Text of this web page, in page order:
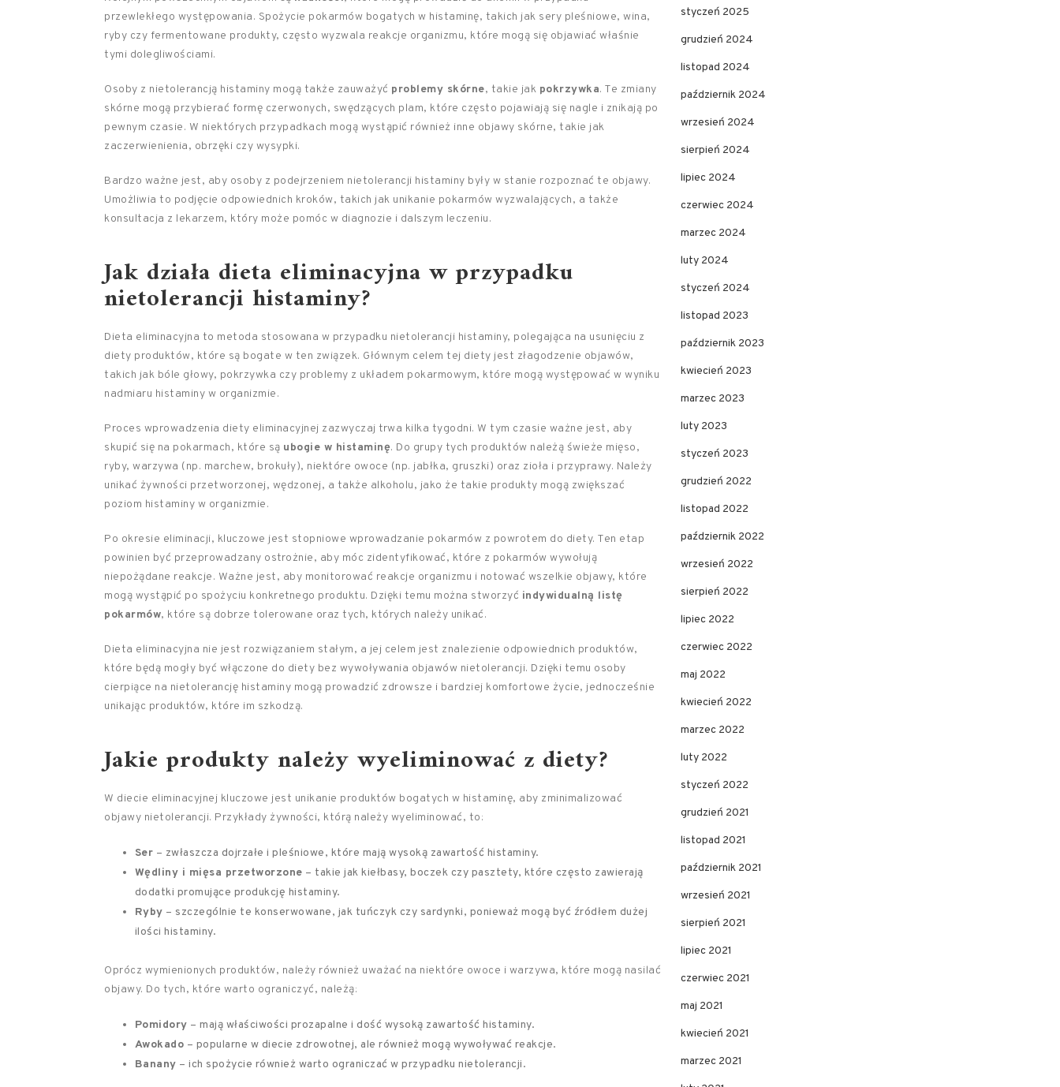
przewlekłego występowania. Spożycie pokarmów bogatych w histaminę, takich jak sery pleśniowe, wina,
ryby czy fermentowane produkty, często wyzwala reakcje organizmu, które mogą się objawiać właśnie
tymi dolegliwościami.
Osoby z nietolerancją histaminy mogą także zauważyć problemy skórne, takie jak pokrzywka. Te zmiany
skórne mogą przybierać formę czerwonych, swędzących plam, które często pojawiają się nagle i znikają po
pewnym czasie. W niektórych przypadkach mogą wystąpić również inne objawy skórne, takie jak
zaczerwienienia, obrzęki czy wysypki.
Bardzo ważne jest, aby osoby z podejrzeniem nietolerancji histaminy były w stanie rozpoznać te objawy.
Umożliwia to podjęcie odpowiednich kroków, takich jak unikanie pokarmów wyzwalających, a także
konsultacja z lekarzem, który może pomóc w diagnozie i dalszym leczeniu.
Jak działa dieta eliminacyjna w przypadku
nietolerancji histaminy?
Dieta eliminacyjna to metoda stosowana w przypadku nietolerancji histaminy, polegająca na usunięciu z
diety produktów, które są bogate w ten związek. Głównym celem tej diety jest złagodzenie objawów,
takich jak bóle głowy, pokrzywka czy problemy z układem pokarmowym, które mogą występować w wyniku
nadmiaru histaminy w organizmie.
Proces wprowadzenia diety eliminacyjnej zazwyczaj trwa kilka tygodni. W tym czasie ważne jest, aby
skupić się na pokarmach, które są ubogie w histaminę. Do grupy tych produktów należą świeże mięso,
ryby, warzywa (np. marchew, brokuły), niektóre owoce (np. jabłka, gruszki) oraz zioła i przyprawy. Należy
unikać żywności przetworzonej, wędzonej, a także alkoholu, jako że takie produkty mogą zwiększać
poziom histaminy w organizmie.
Po okresie eliminacji, kluczowe jest stopniowe wprowadzanie pokarmów z powrotem do diety. Ten etap
powinien być przeprowadzany ostrożnie, aby móc zidentyfikować, które z pokarmów wywołują
niepożądane reakcje. Ważne jest, aby monitorować reakcje organizmu i notować wszelkie objawy, które
mogą wystąpić po spożyciu konkretnego produktu. Dzięki temu można stworzyć indywidualną listę
pokarmów, które są dobrze tolerowane oraz tych, których należy unikać.
Dieta eliminacyjna nie jest rozwiązaniem stałym, a jej celem jest znalezienie odpowiednich produktów,
które będą mogły być włączone do diety bez wywoływania objawów nietolerancji. Dzięki temu osoby
cierpiące na nietolerancję histaminy mogą prowadzić zdrowsze i bardziej komfortowe życie, jednocześnie
unikając produktów, które im szkodzą.
Jakie produkty należy wyeliminować z diety?
W diecie eliminacyjnej kluczowe jest unikanie produktów bogatych w histaminę, aby zminimalizować
objawy nietolerancji. Przykłady żywności, którą należy wyeliminować, to:
Ser – zwłaszcza dojrzałe i pleśniowe, które mają wysoką zawartość histaminy.
Wędliny i mięsa przetworzone – takie jak kiełbasy, boczek czy pasztety, które często zawierają
dodatki promujące produkcję histaminy.
Ryby – szczególnie te konserwowane, jak tuńczyk czy sardynki, ponieważ mogą być źródłem dużej
ilości histaminy.
Oprócz wymienionych produktów, należy również uważać na niektóre owoce i warzywa, które mogą nasilać
objawy. Do tych, które warto ograniczyć, należą:
Pomidory – mają właściwości prozapalne i dość wysoką zawartość histaminy.
Awokado – popularne w diecie zdrowotnej, ale również mogą wywoływać reakcje.
Banany – ich spożycie również warto ograniczać w przypadku nietolerancji.
styczeń 2025
grudzień 2024
listopad 2024
październik 2024
wrzesień 2024
sierpień 2024
lipiec 2024
czerwiec 2024
marzec 2024
luty 2024
styczeń 2024
listopad 2023
październik 2023
kwiecień 2023
marzec 2023
luty 2023
styczeń 2023
grudzień 2022
listopad 2022
październik 2022
wrzesień 2022
sierpień 2022
lipiec 2022
czerwiec 2022
maj 2022
kwiecień 2022
marzec 2022
luty 2022
styczeń 2022
grudzień 2021
listopad 2021
październik 2021
wrzesień 2021
sierpień 2021
lipiec 2021
czerwiec 2021
maj 2021
kwiecień 2021
marzec 2021